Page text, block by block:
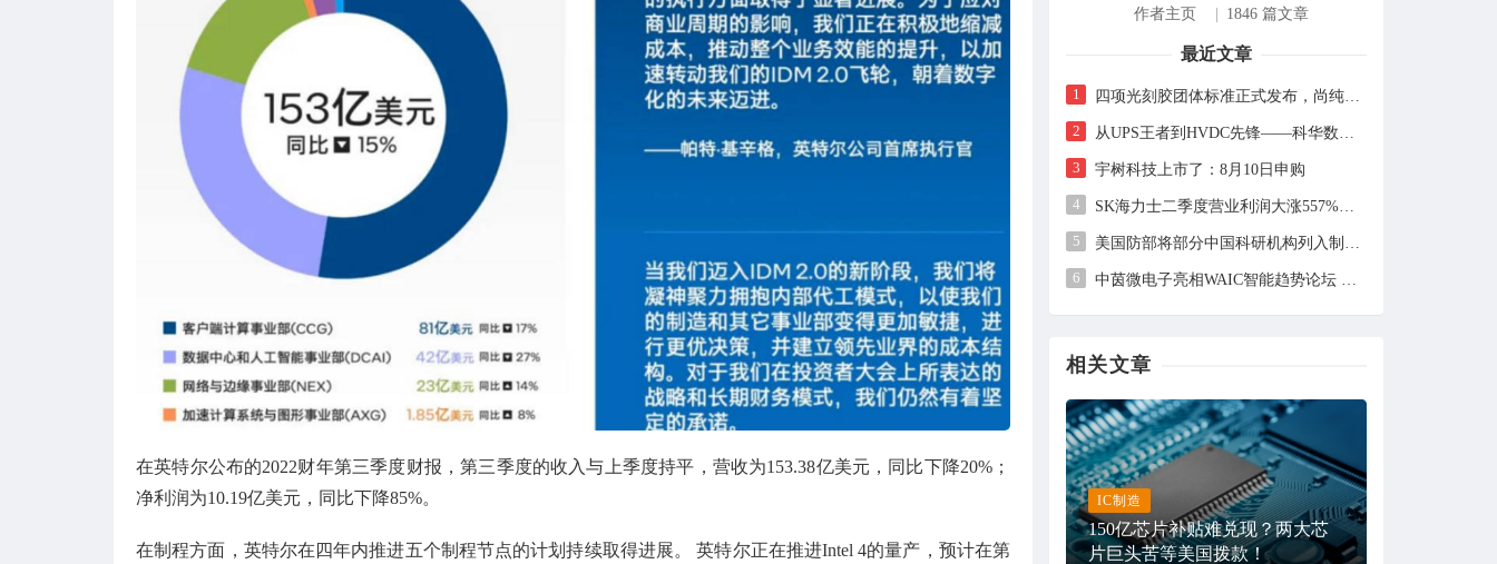
在英特尔公布的2022财年第三季度财报，第三季度的收入与上季度持平，营收为153.38亿美元，同比下降20%；
净利润为10.19亿美元，同比下降85%。
在制程方面，英特尔在四年内推进五个制程节点的计划持续取得进展。 英特尔正在推进Intel 4的量产，预计在第
作者主页 1846 篇文章
最近文章
1 四项光刻胶团体标准正式发布，尚纯智造以设备商身份跻身标准起草席
2 从UPS王者到HVDC先锋——科华数据的“时代转身”
3 宇树科技上市了：8月10日申购
4 SK海力士二季度营业利润大涨557%，但未及市场预期
5 美国防部将部分中国科研机构列入制裁清单，中方回应
6 中茵微电子亮相WAIC智能趋势论坛 AI ASIC芯片定制平台赋能工业AI落地
相关文章
IC制造
150亿芯片补贴难兑现？两大芯
片巨头苦等美国拨款！